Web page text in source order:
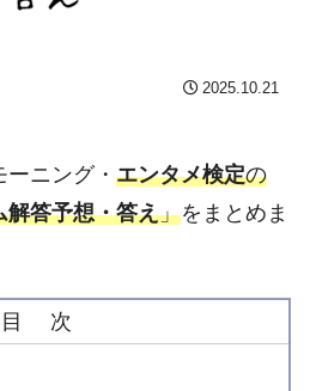
2025.10.21
ニング・ エンタメ検定の
解答予想・答え」をまとめま
目 次